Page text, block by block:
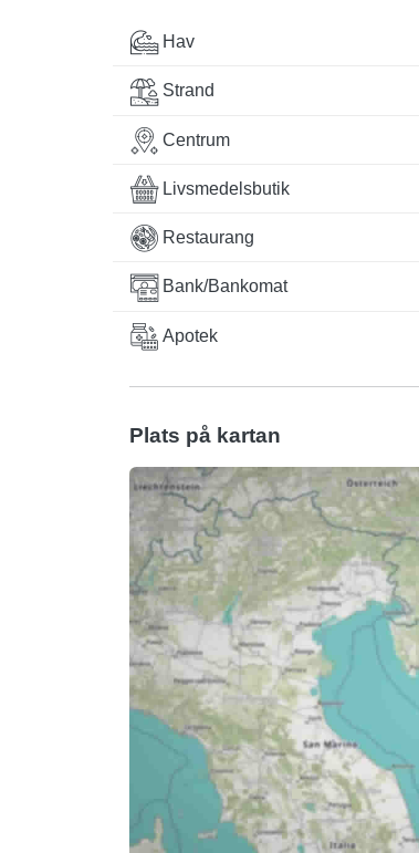
Hav
Strand
Centrum
Livsmedelsbutik
Restaurang
Bank/Bankomat
Apotek
Plats på kartan